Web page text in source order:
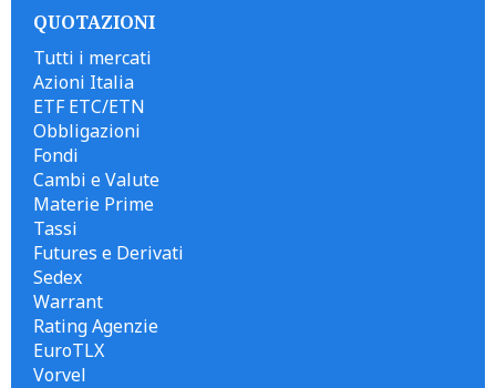
QUOTAZIONI
Tutti i mercati
Azioni Italia
ETF ETC/ETN
Obbligazioni
Fondi
Cambi e Valute
Materie Prime
Tassi
Futures e Derivati
Sedex
Warrant
Rating Agenzie
EuroTLX
Vorvel